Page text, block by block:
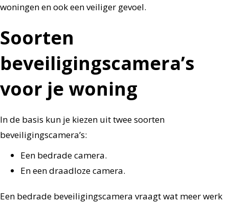
woningen en ook een veiliger gevoel.
Soorten
beveiligingscamera’s
voor je woning
In de basis kun je kiezen uit twee soorten
beveiligingscamera’s:
Een bedrade camera.
En een draadloze camera.
Een bedrade beveiligingscamera vraagt wat meer werk